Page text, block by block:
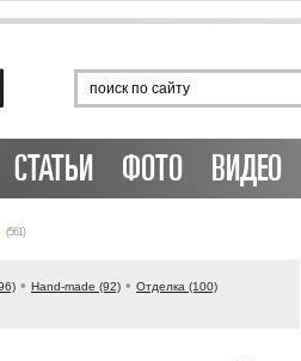
СТАТЬИ ФОТО ВИДЕО
(561)
• Hand-made (92) • Отделка (100)